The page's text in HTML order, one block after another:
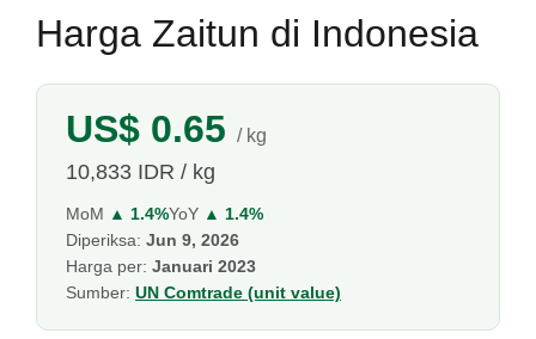
Harga Zaitun di Indonesia
US$ 0.65 / kg
10,833 IDR / kg
MoM ▲ 1.4%YoY ▲ 1.4%
Diperiksa: Jun 9, 2026
Harga per: Januari 2023
Sumber: UN Comtrade (unit value)